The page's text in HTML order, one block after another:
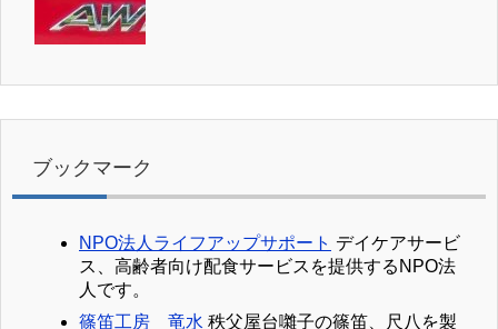
ブックマーク
NPO法人ライフアップサポート デイケアサービ
ス、高齢者向け配食サービスを提供するNPO法
人です。
篠笛工房 竜水 秩父屋台囃子の篠笛、尺八を製